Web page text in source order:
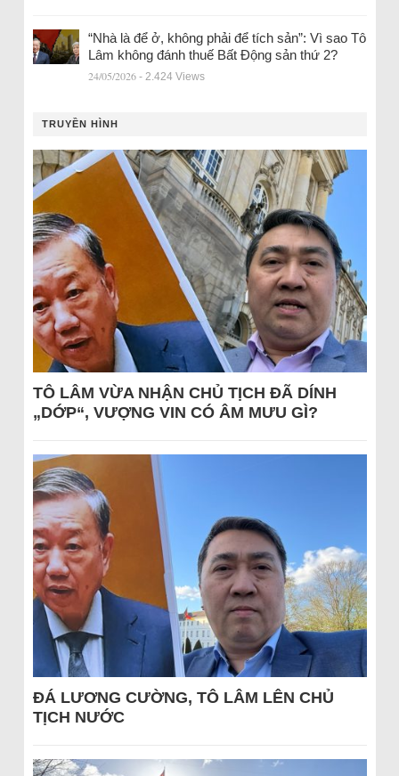
“Nhà là để ở, không phải để tích sản”: Vì sao Tô
Lâm không đánh thuế Bất Động sản thứ 2?
24/05/2026 - 2.424 Views
TRUYỀN HÌNH
TÔ LÂM VỪA NHẬN CHỦ TỊCH ĐÃ DÍNH
„DỚP“, VƯỢNG VIN CÓ ÂM MƯU GÌ?
ĐÁ LƯƠNG CƯỜNG, TÔ LÂM LÊN CHỦ
TỊCH NƯỚC